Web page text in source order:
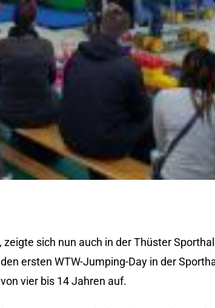
sich nun auch in der Thüster
ersten WTW-Jumping-Day in der
vier bis 14 Jahren auf.